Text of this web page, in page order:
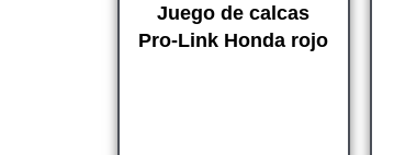
Juego de calcas
Pro-Link Honda rojo